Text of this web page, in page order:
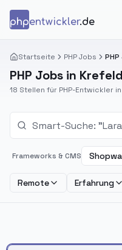
phpentwickler.de
Startseite PHP Jobs
PHP Jobs in Krefeld
18 Stellen für PHP-Entwickler
Frameworks & CMS
Remote Erfahrung